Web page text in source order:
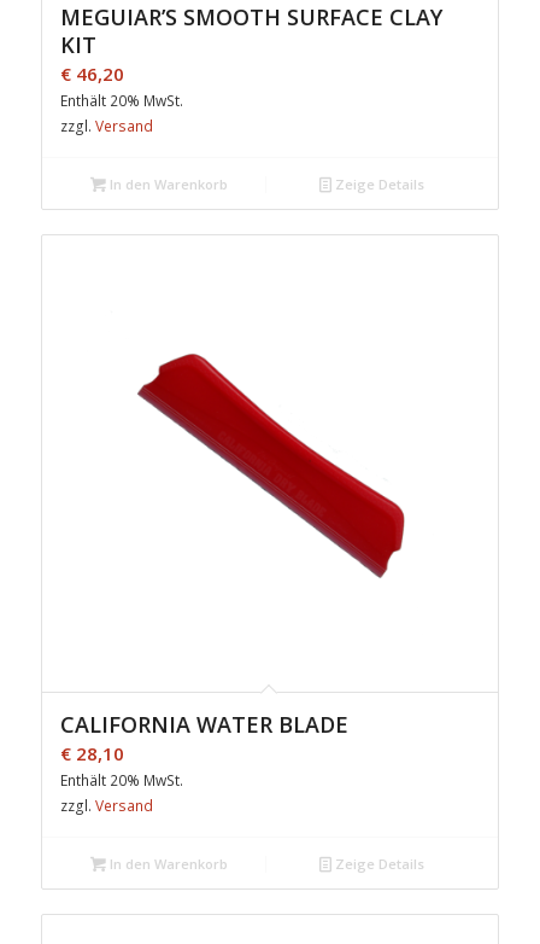
MEGUIAR’S SMOOTH SURFACE CLAY
KIT
€46,20
Enthält 20% MwSt.
zzgl. Versand
In den Warenkorb Zeige Details
CALIFORNIA WATER BLADE
€28,10
Enthält 20% MwSt.
zzgl. Versand
In den Warenkorb Zeige Details